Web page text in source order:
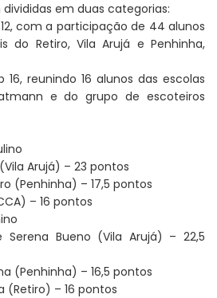
em duas categorias:
12, com a participação de 44 alunos
do Retiro, Vila Arujá e Penhinha,
16, reunindo 16 alunos das escolas
e do grupo de escoteiros
Arujá) – 23 pontos
(Penhinha) – 17,5 pontos
– 16 pontos
Serena Bueno (Vila Arujá) – 22,5
(Penhinha) – 16,5 pontos
(Retiro) – 16 pontos